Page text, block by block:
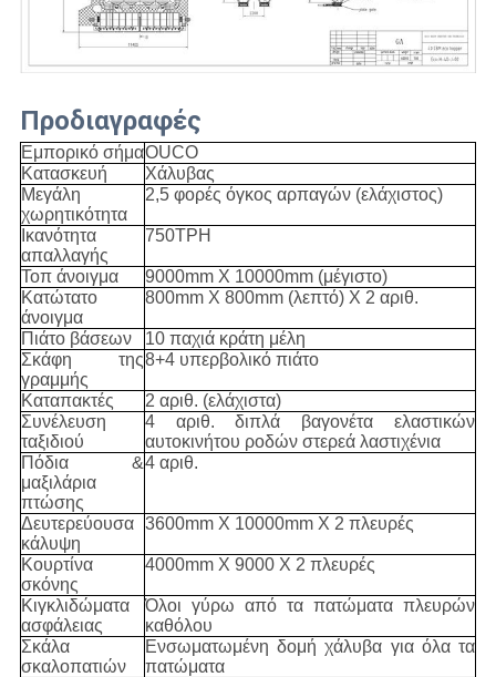
Προδιαγραφές
Εμπορικό σήμαOUCO
Κατασκευή
Χάλυβας
Μεγάλη
χωρητικότητα
2,5 φορές όγκος αρπαγών (ελάχιστος)
Ικανότητα
απαλλαγής
750TPH
Τοπ άνοιγμα
9000mm X 10000mm (μέγιστο)
Κατώτατο
άνοιγμα
800mm X 800mm (λεπτό) Χ 2 αριθ.
Πιάτο βάσεων
10 παχιά κράτη μέλη
Σκάφη της
γραμμής
8+4 υπερβολικό πιάτο
Καταπακτές
2 αριθ. (ελάχιστα)
Συνέλευση
ταξιδιού
4 αριθ. διπλά βαγονέτα ελαστικών
αυτοκινήτου ροδών στερεά λαστιχένια
Πόδια &
μαξιλάρια
πτώσης
4 αριθ.
Δευτερεύουσα
κάλυψη
3600mm X 10000mm X 2 πλευρές
Κουρτίνα
σκόνης
4000mm X 9000 X 2 πλευρές
Κιγκλιδώματα
ασφάλειας
Όλοι γύρω από τα πατώματα πλευρών
καθόλου
Σκάλα
σκαλοπατιών
Ενσωματωμένη δομή χάλυβα για όλα τα
πατώματα